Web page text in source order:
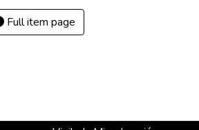
Full item page